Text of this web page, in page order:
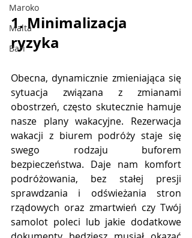
Maroko
Malta
Bari
1. Minimalizacja
ryzyka
Obecna, dynamicznie zmieniająca się
sytuacja związana z zmianami
obostrzeń, często skutecznie hamuje
nasze plany wakacyjne. Rezerwacja
wakacji z biurem podróży staje się
swego rodzaju buforem
bezpieczeństwa. Daje nam komfort
podróżowania, bez stałej presji
sprawdzania i odświeżania stron
rządowych oraz zmartwień czy Twój
samolot poleci lub jakie dodatkowe